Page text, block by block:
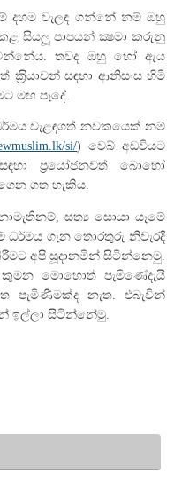
දහම වැලඳ ගන්නේ නම් ඔහු
සියලූ පාපයන් ක්‍ෂමා කරුනු
තවද ඔහු හෝ ඇය
ක‍්‍රියාවන් සඳහා ආනිසංස හිමි
මඟ පෑදේ.
වැළඳගත් නවකයෙක් නම්
si/) වෙබ් අඩවියට
ප්‍රයෝජනවත් බොහෝ
ගත හැකිය.
සත්‍ය සොයා යෑමේ
ගැන තොරතුරු නිවැරදි
අපි සූදානමින් සිටින්නෙමු.
මොහොත් පැමිණේදැයි
පැමිණීමක්ද නැත. එබැවින්
ඉල්ලා සිටින්නේමු.